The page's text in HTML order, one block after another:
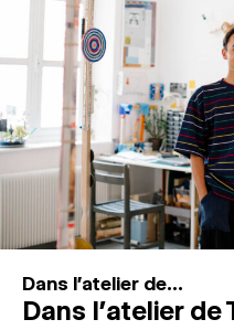
MAGAZINE
ESPACES DE
Recherche
Connexion
Dans l'atelier de...
Dans l’atelier